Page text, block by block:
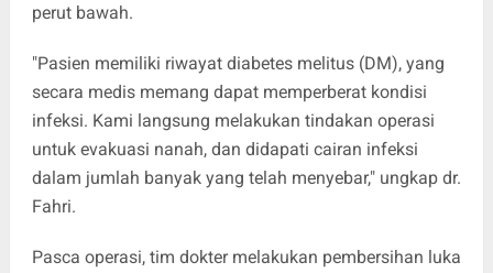
perut bawah.
"Pasien memiliki riwayat diabetes melitus (DM), yang
secara medis memang dapat memperberat kondisi
infeksi. Kami langsung melakukan tindakan operasi
untuk evakuasi nanah, dan didapati cairan infeksi
dalam jumlah banyak yang telah menyebar," ungkap dr.
Fahri.
Pasca operasi, tim dokter melakukan pembersihan luka